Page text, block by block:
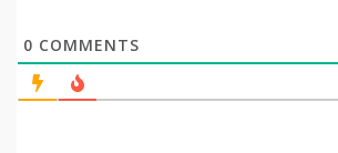
0 COMMENTS